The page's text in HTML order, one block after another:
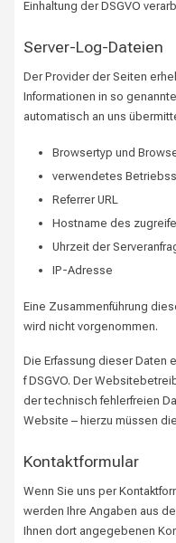
Einhaltung der DSGVO
Server-Log-Dateien
Der Provider der Seiten
Informationen in so
automatisch an uns
Browsertyp und
verwendetes
Referrer URL
Hostname des
Uhrzeit der
IP-Adresse
Eine Zusammenführung
wird nicht vorgenommen.
Die Erfassung dieser Daten
f DSGVO. Der
der technisch fehlerfreien
Website – hierzu müssen
Kontaktformular
Wenn Sie uns per
werden Ihre Angaben aus
Ihnen dort angegebenen